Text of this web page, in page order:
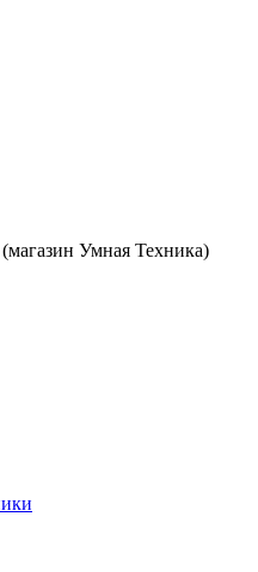
Умная Техника)